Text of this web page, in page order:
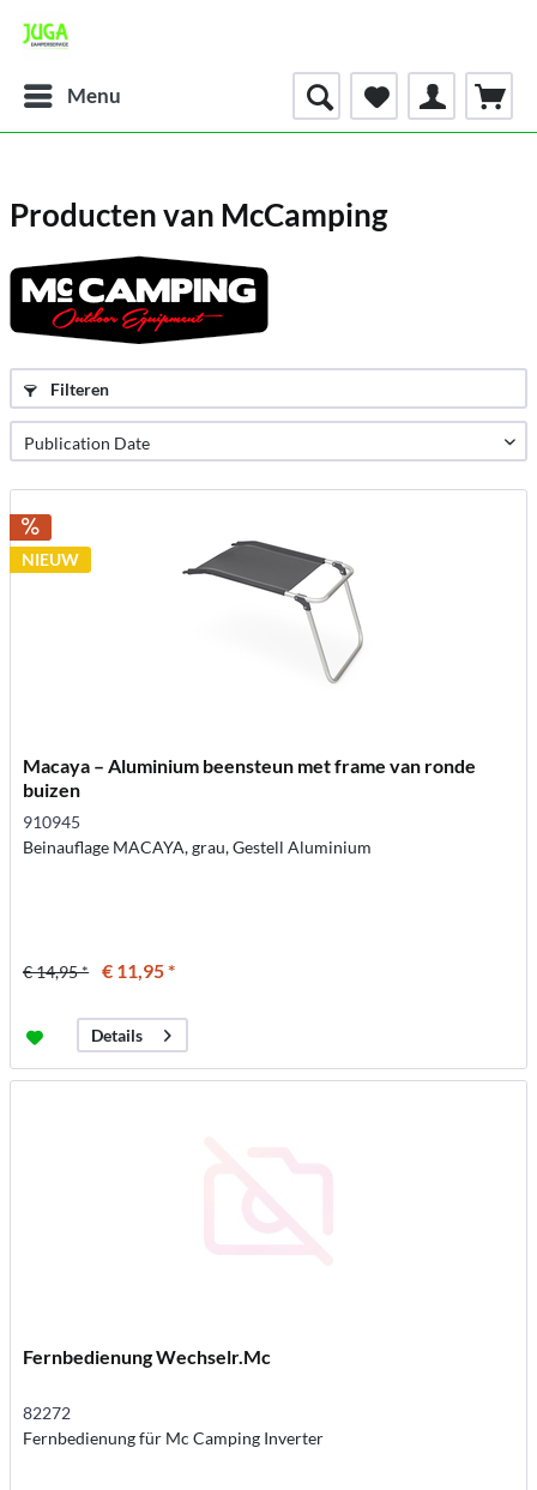
Menu
Producten van McCamping
Filteren
NIEUW
Macaya – Aluminium beensteun met frame van ronde
buizen
910945
Beinauflage MACAYA, grau, Gestell Aluminium
€ 14,95 * € 11,95 *
Details
Fernbedienung Wechselr.Mc
82272
Fernbedienung für Mc Camping Inverter